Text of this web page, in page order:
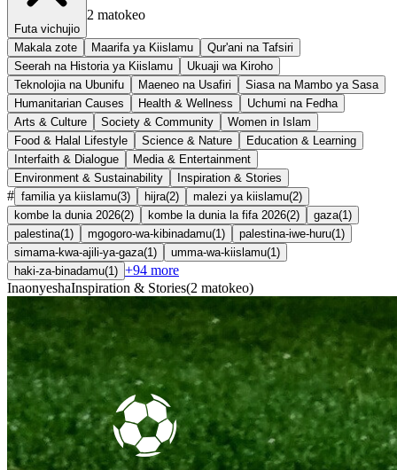
Futa vichujio
2 matokeo
Makala zote Maarifa ya Kiislamu
Qur'ani na Tafsiri
Seerah na Historia ya Kiislamu
Ukuaji wa Kiroho
Teknolojia na Ubunifu
Maeneo na Usafiri
Siasa na Mambo ya Sasa
Humanitarian Causes
Health & Wellness
Uchumi na Fedha
Arts & Culture
Society & Community
Women in Islam
Food & Halal Lifestyle
Science & Nature
Education & Learning
Interfaith & Dialogue
Media & Entertainment
Environment & Sustainability
Inspiration & Stories
# familia ya kiislamu(3) hijra(2) malezi ya kiislamu(2)
kombe la dunia 2026(2) kombe la dunia la fifa 2026(2) gaza(1 )
palestina(1 ) mgogoro-wa-kibinadamu(1 ) palestina-iwe-huru(1 )
simama-kwa-ajili-ya-gaza(1 ) umma-wa-kiislamu(1 )
haki-za-binadamu(1 ) +94 more
InaonyeshaInspiration & Stories(2 matokeo)